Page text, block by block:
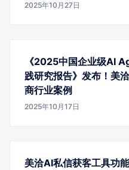
2025年10月27日
《2025中国企业级AI
践研究报告》发布！美
商行业案例
2025年10月17日
美洽AI私信获客工具功